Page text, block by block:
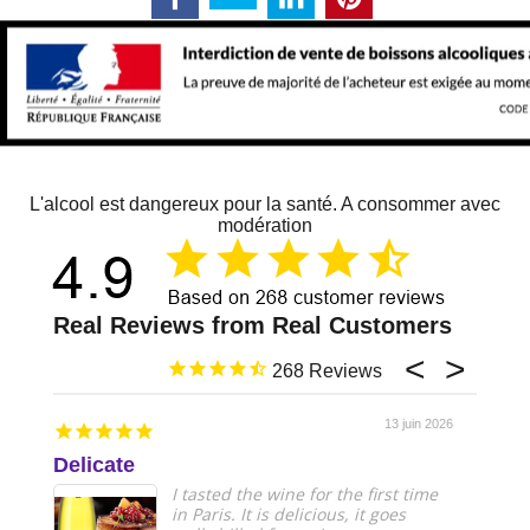
L'alcool est dangereux pour la santé. A consommer avec
modération
268
13 juin 2026
Delicate
I tasted the wine for the first time
in Paris. It is delicious, it goes